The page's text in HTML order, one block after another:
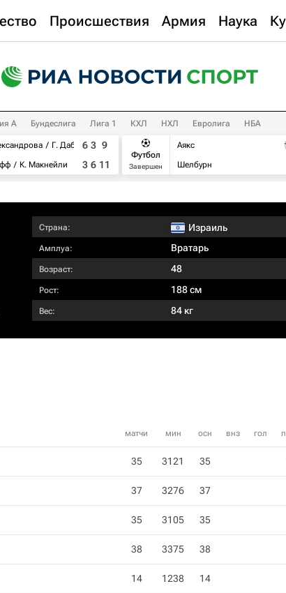
Происшествия Армия Наука
А Бундеслига Лига 1 КХЛ НХЛ Евролига НБА
Г. Дабровски
К. Макнейли
6 3 9
3 6 11
Футбол
Завершен
Аякс
Шелбурн
Страна: Израиль
Амплуа: Вратарь
Возраст: 48
Рост: 188 см
Вес: 84 кг
матчи мин осн внз гол
35 3121 35
37 3276 37
35 3105 35
38 3375 38
14 1238 14